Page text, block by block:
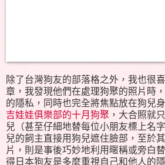
除了台灣狗友的部落格之外，我也很
章，我發現他們在處理狗聚的照片時
的隱私，同時也完全將焦點放在狗兒
吉娃娃俱樂部的十月狗聚 ，大合照就
兒（甚至仔細地替每位小朋友標上名
兒的飼主直接用狗兒遮住臉部，至於
片，則是事後巧妙地利用暱稱或旁白
得日本狗友是多麼重視自己和他人的